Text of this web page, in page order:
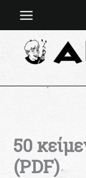
50
(PDF)